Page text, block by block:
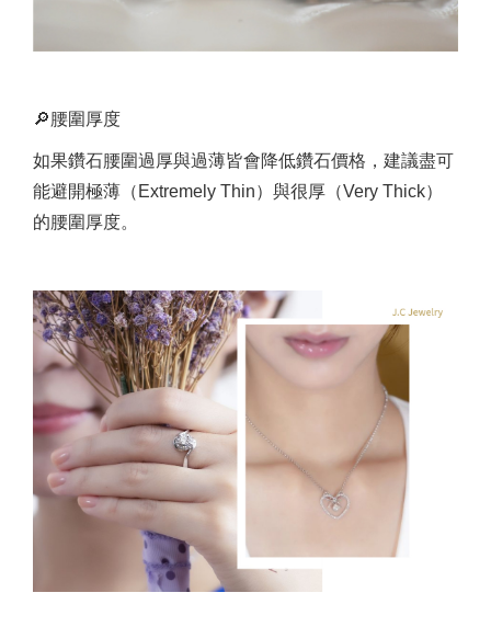
🔎腰圍厚度
如果鑽石腰圍過厚與過薄皆會降低鑽石價格，建議盡可
能避開極薄（Extremely Thin）與很厚（Very Thick）
的腰圍厚度。